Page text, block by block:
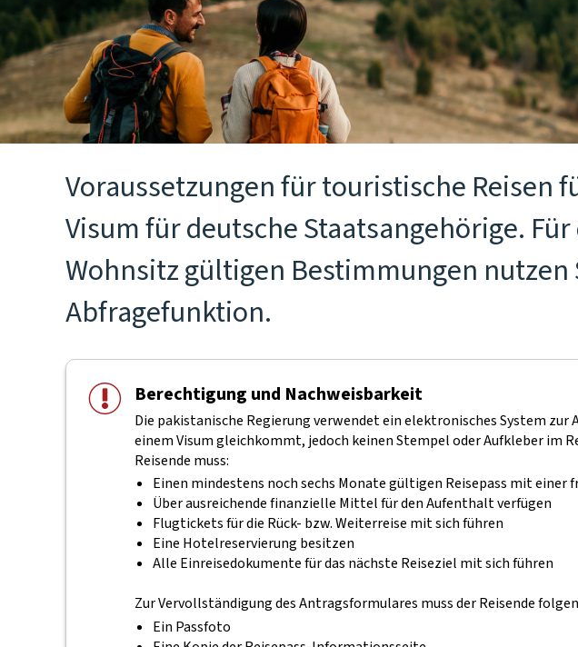
Voraussetzungen für touristische Reisen
Visum für deutsche Staatsangehörige.
Wohnsitz gültigen Bestimmungen nutzen
Abfragefunktion.
Berechtigung und Nachweisbarkeit
Die pakistanische Regierung verwendet ein elektronisches System zur
einem Visum gleichkommt, jedoch keinen Stempel oder Aufkleber im
Reisende muss:
Einen mindestens noch sechs Monate gültigen Reisepass mit einer
Über ausreichende finanzielle Mittel für den Aufenthalt verfügen
Flugtickets für die Rück- bzw. Weiterreise mit sich führen
Eine Hotelreservierung besitzen
Alle Einreisedokumente für das nächste Reiseziel mit sich führen
Zur Vervollständigung des Antragsformulares muss der Reisende
Ein Passfoto